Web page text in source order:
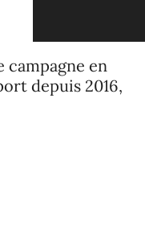
en
depuis 2016,